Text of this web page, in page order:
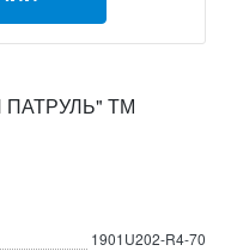
ПАТРУЛЬ" ТМ
1901U202-R4-70